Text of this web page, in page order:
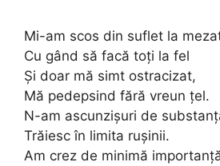
Mi-am scos din suflet la
Cu gând să facă toți la fel
Și doar mă simt ostracizat,
Mă pedepsind fără vreun țel.
N-am ascunzișuri de
Trăiesc în limita rușinii.
Am crez de minimă